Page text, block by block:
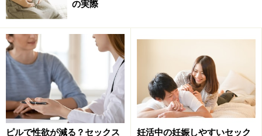
の実際
ピルで性欲が減る？セックス
妊活中の妊娠しやすいセック